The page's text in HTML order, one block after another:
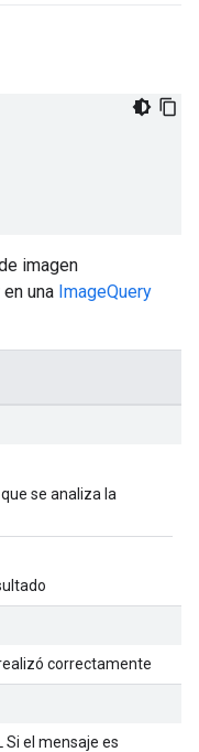
imagen
una ImageQuery
se analiza la
realizó correctamente
Si el mensaje es